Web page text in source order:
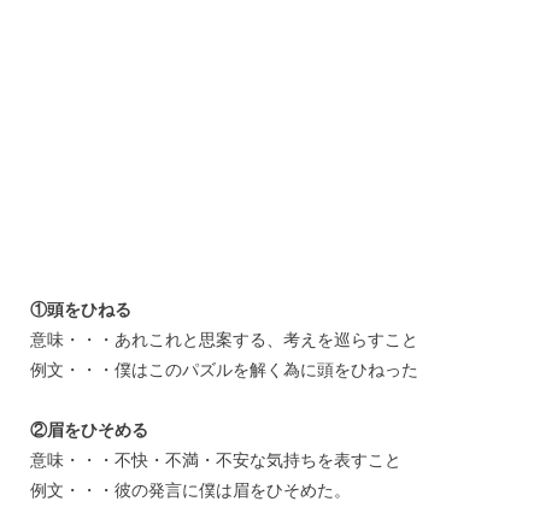
①頭をひねる
意味・・・あれこれと思案する、考えを巡らすこと
例文・・・僕はこのパズルを解く為に頭をひねった
②眉をひそめる
意味・・・不快・不満・不安な気持ちを表すこと
例文・・・彼の発言に僕は眉をひそめた。